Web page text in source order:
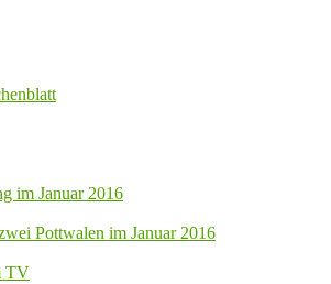
im Januar 2016
Pottwalen im Januar 2016
TV